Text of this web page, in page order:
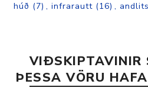
húð (7) , infrarautt (16) ,
VIÐSKIPTAVINIR
ÞESSA VÖRU